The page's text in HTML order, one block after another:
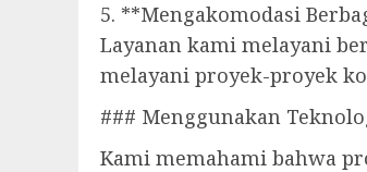
5. **Mengakomodasi
Layanan kami melayani
melayani proyek-proyek
### Menggunakan
Kami memahami bahwa